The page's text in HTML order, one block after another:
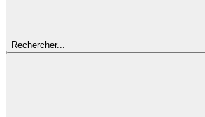
Rechercher...